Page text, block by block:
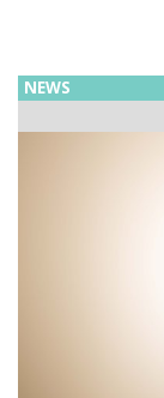
計株式会社は
NEWS